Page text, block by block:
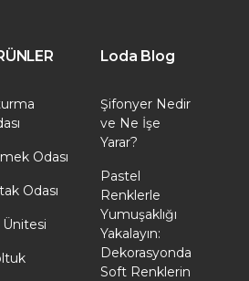
Odası
Odası
Ünitesi
Loda Blog
Şifonyer Nedir
ve Ne İşe
Yarar?
Pastel
Renklerle
Yumuşaklığı
Yakalayın:
Dekorasyonda
Soft Renklerin